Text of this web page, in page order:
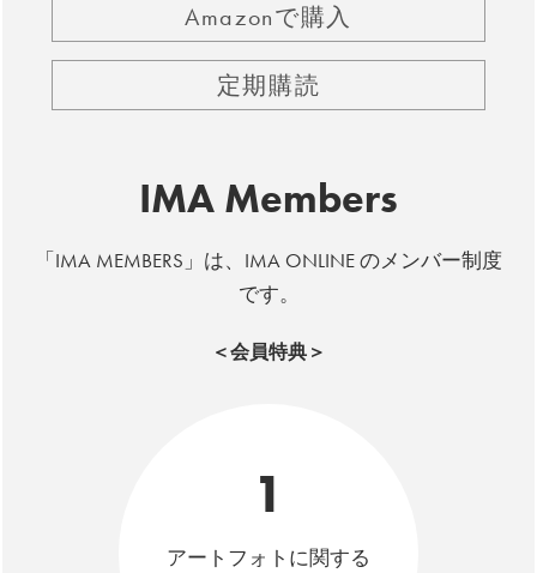
Amazonで購入
定期購読
IMA Members
「IMA MEMBERS」は、IMA ONLINE のメンバー制度
です。
＜会員特典＞
1
アートフォトに関する